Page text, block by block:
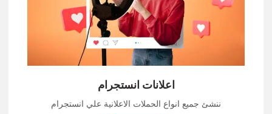
اعلانات انستجرام
ننشئ جميع انواع الحملات الاعلانية علي انستجرام